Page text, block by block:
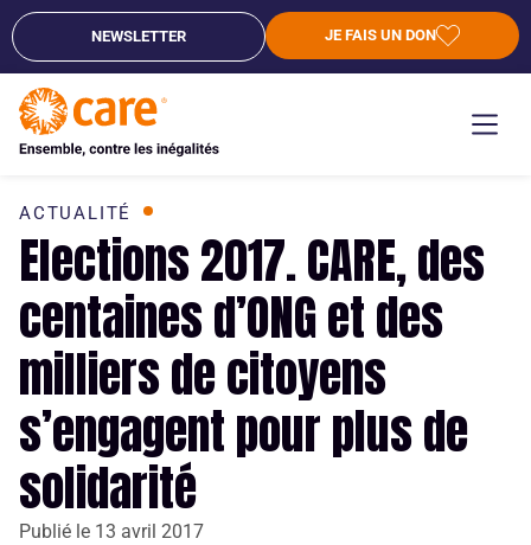
NEWSLETTER JE FAIS UN DON
ACTUALITÉ
Elections 2017. CARE, des
centaines d’ONG et des
milliers de citoyens
s’engagent pour plus de
solidarité
Publié le 13 avril 2017